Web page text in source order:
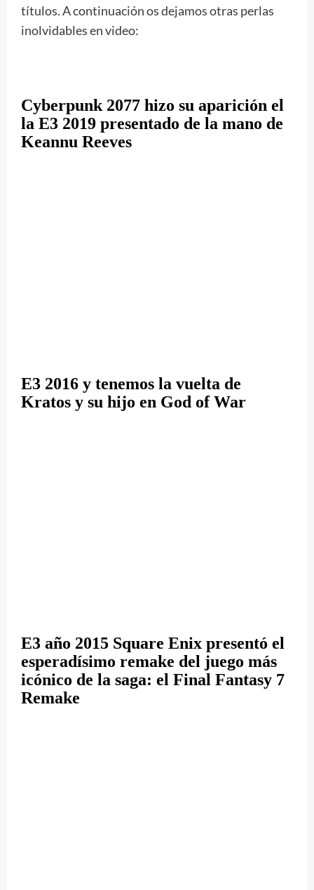
títulos. A continuación os dejamos otras perlas
inolvidables en video:
Cyberpunk 2077 hizo su aparición el
la E3 2019 presentado de la mano de
Keannu Reeves
E3 2016 y tenemos la vuelta de
Kratos y su hijo en God of War
E3 año 2015 Square Enix presentó el
esperadísimo remake del juego más
icónico de la saga: el Final Fantasy 7
Remake